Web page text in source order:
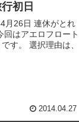
初日
す。 選択理由は、
2014.04.27